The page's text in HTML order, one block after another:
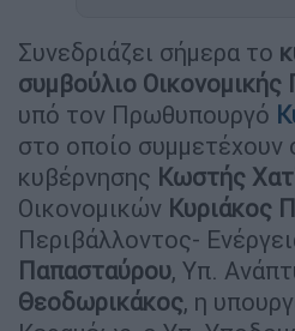
Συνεδριάζει σήμερα το
συμβούλιο Οικονομικής
υπό τον Πρωθυπουργό
στo oποίο συμμετέχουν
κυβέρνησης Κωστής
Οικονομικών Κυριάκος
Περιβάλλοντος-
Παπασταύρου, Υπ.
Θεοδωρικάκος, η